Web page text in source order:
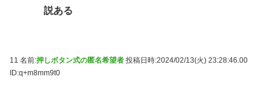
説ある
11 名前:押しボタン式の匿名希望者 投稿日時:2024/02/13(火) 23:28:46.00
ID:q+m8mm9t0